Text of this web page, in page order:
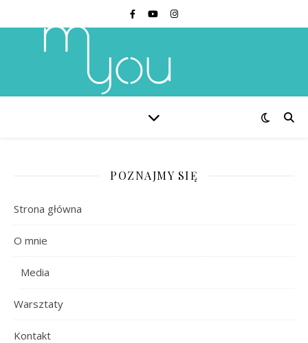
POZNAJMY SIĘ
Strona główna
O mnie
Media
Warsztaty
Kontakt